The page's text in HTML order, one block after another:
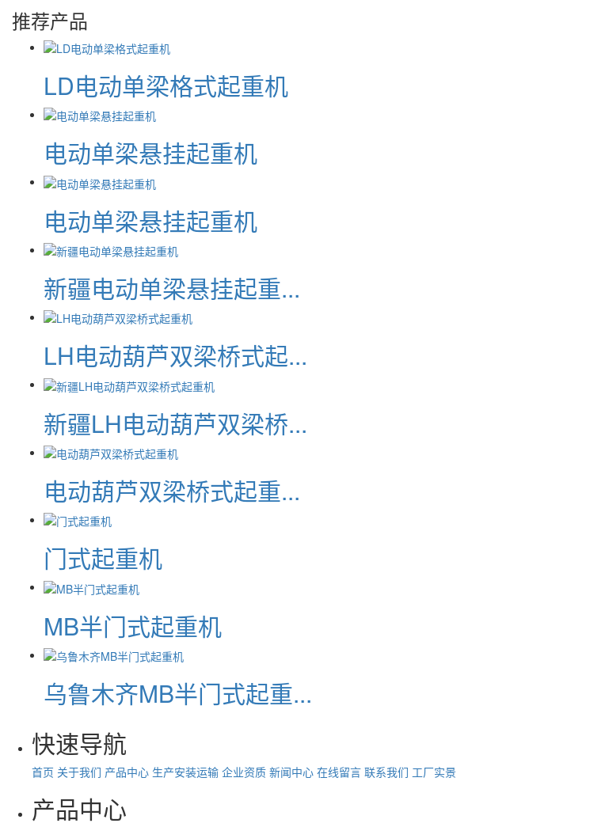
推荐产品
LD电动单梁格式起重机
电动单梁悬挂起重机
电动单梁悬挂起重机
新疆电动单梁悬挂起重...
LH电动葫芦双梁桥式起...
新疆LH电动葫芦双梁桥...
电动葫芦双梁桥式起重...
门式起重机
MB半门式起重机
乌鲁木齐MB半门式起重...
快速导航
首页 关于我们 产品中心 生产安装运输 企业资质 新闻中心 在线留言 联系我们 工厂实景
产品中心